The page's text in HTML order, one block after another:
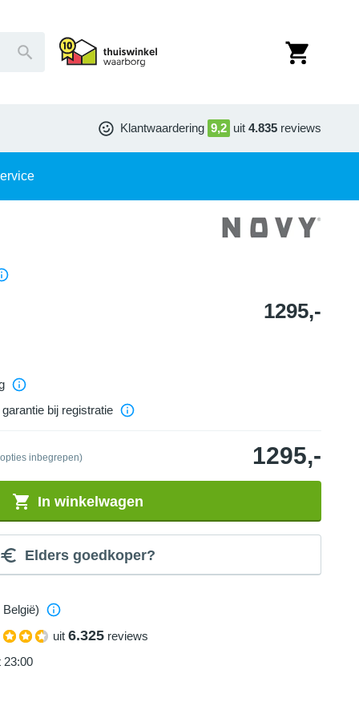
Klantwaardering 9,2 uit 4.835 reviews
1295,-
bij registratie
inbegrepen) 1295,-
In winkelwagen
Elders goedkoper?
uit 6.325 reviews
23:00